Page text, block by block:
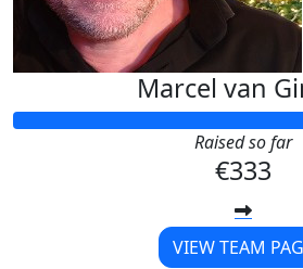
Marcel van
Raised so far
€333
VIEW TEAM